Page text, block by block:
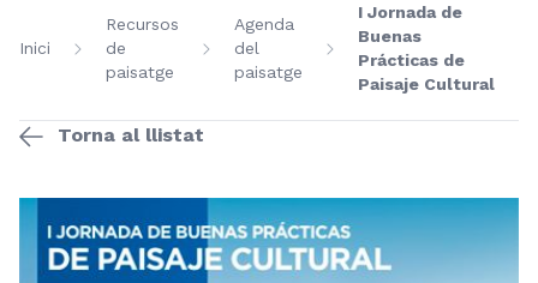
Inici
Recursos
de
paisatge
Agenda
del
paisatge
I Jornada de
Buenas
Prácticas de
Paisaje Cultural
Torna al llistat